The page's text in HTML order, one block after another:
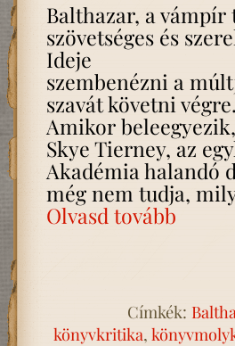
Balthazar, a vámpír
szövetségesés
Ideje
szembenézni a
szavát követni végre.
Amikor
Skye Tierney, az
Akadémia halandó
még nem tudja,
Olvasd tovább
Címkék:
könyvkritika,